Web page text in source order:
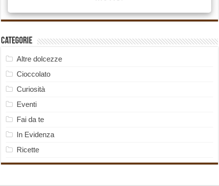
Categorie
Altre dolcezze
Cioccolato
Curiosità
Eventi
Fai da te
In Evidenza
Ricette